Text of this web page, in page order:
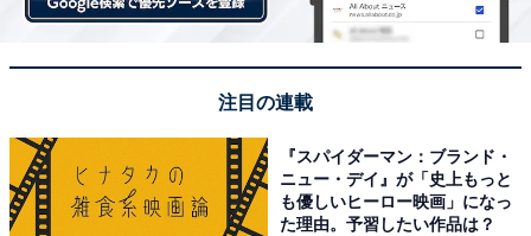
注目の連載
『スパイダーマン：ブランド・
ニュー・デイ』が「史上もっと
も優しいヒーロー映画」になっ
た理由。予習したい作品は？